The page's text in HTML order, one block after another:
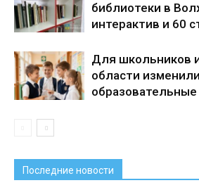
библиотеки в
интерактив и 60
Для школьников
области изменили
Последние новости